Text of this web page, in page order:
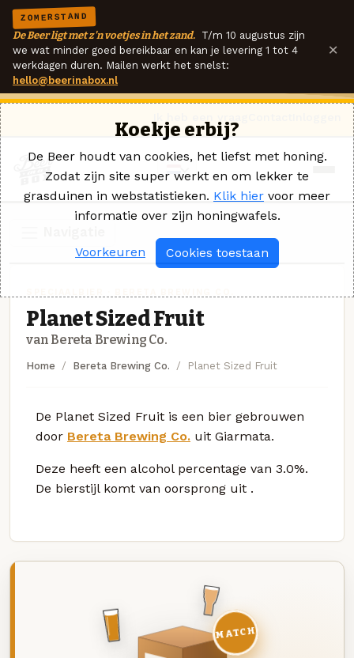
ZOMERSTAND
De Beer ligt met z'n voetjes in het zand. T/m 10 augustus zijn
we wat minder goed bereikbaar en kan je levering 1 tot 4
werkdagen duren. Mailen werkt het snelst:
hello@beerinabox.nl
×
Planet Sized Fruit
van Bereta Brewing Co.
Home Bereta Brewing Co. Planet Sized Fruit
De Planet Sized Fruit is een bier gebrouwen
door Bereta Brewing Co. uit Giarmata.
Deze heeft een alcohol percentage van 3.0%.
De bierstijl komt van oorsprong uit .
MATCH
Koekje erbij?
De Beer houdt van cookies, het liefst met honing.
Zodat zijn site super werkt en om lekker te
grasduinen in webstatistieken. Klik hier voor meer
informatie over zijn honingwafels.
Voorkeuren Cookies toestaan